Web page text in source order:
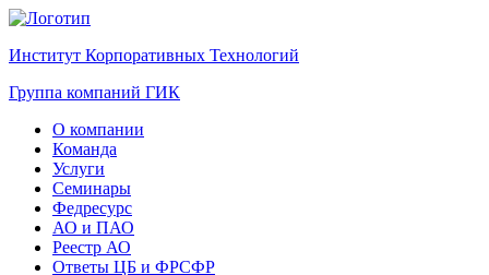
Институт Корпоративных Технологий
Группа компаний ГИК
О компании
Команда
Услуги
Семинары
Федресурс
АО и ПАО
Реестр АО
Ответы ЦБ и ФРСФР